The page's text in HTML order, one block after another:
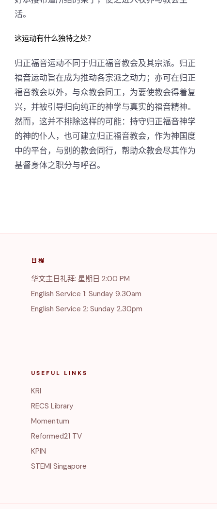
活。
这运动有什么独特之处？
归正福音运动不同于归正福音教会及其宗派。归正
福音运动旨在成为推动各宗派之动力；亦可在归正
福音教会以外，与众教会同工，为要使教会得着复
兴，并被引导归向纯正的神学与真实的福音精神。
然而，这并不排除这样的可能：持守归正福音神学
的神的仆人，也可建立归正福音教会，作为神国度
中的平台，与别的教会同行，帮助众教会尽其作为
基督身体之职分与呼召。
日程
华文主日礼拜: 星期日 2:00 PM
English Service 1: Sunday 9.30am
English Service 2: Sunday 2.30pm
USEFUL LINKS
KRI
RECS Library
Momentum
Reformed21 TV
KPIN
STEMI Singapore